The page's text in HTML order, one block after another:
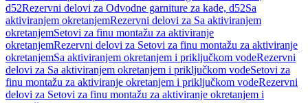
d52Rezervni delovi za Odvodne garniture za kade, d52Sa
aktiviranjem okretanjemRezervni delovi za Sa aktiviranjem
okretanjemSetovi za finu montažu za aktiviranje
okretanjemRezervni delovi za Setovi za finu montažu za aktiviranje
okretanjemSa aktiviranjem okretanjem i priključkom vodeRezervni
delovi za Sa aktiviranjem okretanjem i priključkom vodeSetovi za
finu montažu za aktiviranje okretanjem i priključkom vodeRezervni
delovi za Setovi za finu montažu za aktiviranje okretanjem i